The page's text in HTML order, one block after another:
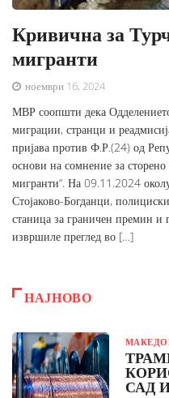
Кривична за
мигранти
ноември 16, 2024
МВР соопшти дека
миграции, странци и
пријава против Ф.Р.(24) од
основи на сомнение за
мигранти“. На 09.11.2024
Стојаково-Богданци,
станица за граничен премин и
извршиле преглед во […]
НАЈНОВО
САД